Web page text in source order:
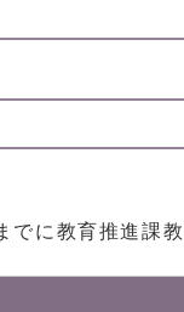
に教育推進課